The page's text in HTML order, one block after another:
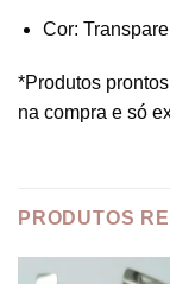
Cor:
*Produtos
na compra e só
PRODUTOS